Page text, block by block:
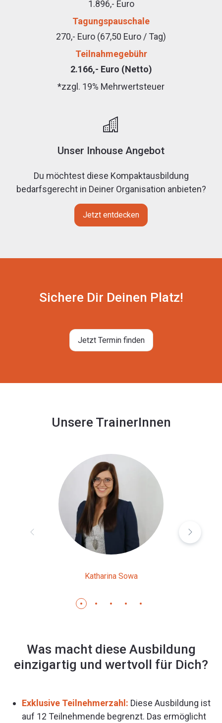
1.896,- Euro
Tagungspauschale
270,- Euro (67,50 Euro / Tag)
Teilnahmegebühr
2.166,- Euro (Netto)
*zzgl. 19% Mehrwertsteuer
Unser Inhouse Angebot
Du möchtest diese Kompaktausbildung
bedarfsgerecht in Deiner Organisation anbieten?
Jetzt entdecken
Sichere Dir Deinen Platz!
Jetzt Termin finden
Unsere TrainerInnen
Katharina Sowa
Was macht diese Ausbildung
einzigartig und wertvoll für Dich?
Exklusive Teilnehmerzahl: Diese Ausbildung ist
auf 12 Teilnehmende begrenzt. Das ermöglicht